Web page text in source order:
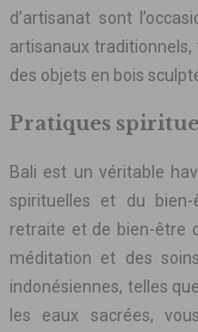
d’artisanat sont
artisanaux traditionnels,
des objets en bois
Pratiques
Bali est un véritable
spirituelles et du
retraite et de bien-être
méditation et des
indonésiennes, telles
les eaux sacrées,